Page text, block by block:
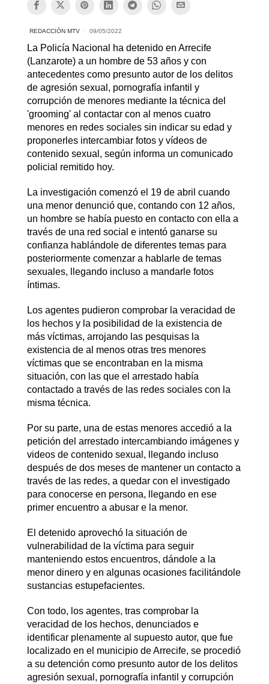
REDACCIÓN MTV 09/05/2022
La Policía Nacional ha detenido en Arrecife
(Lanzarote) a un hombre de 53 años y con
antecedentes como presunto autor de los delitos
de agresión sexual, pornografía infantil y
corrupción de menores mediante la técnica del
'grooming' al contactar con al menos cuatro
menores en redes sociales sin indicar su edad y
proponerles intercambiar fotos y vídeos de
contenido sexual, según informa un comunicado
policial remitido hoy.
La investigación comenzó el 19 de abril cuando
una menor denunció que, contando con 12 años,
un hombre se había puesto en contacto con ella a
través de una red social e intentó ganarse su
confianza hablándole de diferentes temas para
posteriormente comenzar a hablarle de temas
sexuales, llegando incluso a mandarle fotos
íntimas.
Los agentes pudieron comprobar la veracidad de
los hechos y la posibilidad de la existencia de
más víctimas, arrojando las pesquisas la
existencia de al menos otras tres menores
víctimas que se encontraban en la misma
situación, con las que el arrestado había
contactado a través de las redes sociales con la
misma técnica.
Por su parte, una de estas menores accedió a la
petición del arrestado intercambiando imágenes y
videos de contenido sexual, llegando incluso
después de dos meses de mantener un contacto a
través de las redes, a quedar con el investigado
para conocerse en persona, llegando en ese
primer encuentro a abusar e la menor.
El detenido aprovechó la situación de
vulnerabilidad de la víctima para seguir
manteniendo estos encuentros, dándole a la
menor dinero y en algunas ocasiones facilitándole
sustancias estupefacientes.
Con todo, los agentes, tras comprobar la
veracidad de los hechos, denunciados e
identificar plenamente al supuesto autor, que fue
localizado en el municipio de Arrecife, se procedió
a su detención como presunto autor de los delitos
agresión sexual, pornografía infantil y corrupción